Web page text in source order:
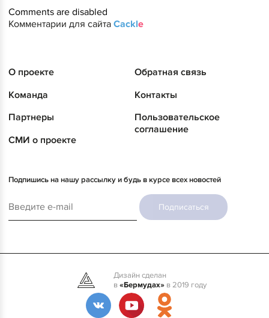
Comments are disabled
Комментарии для сайта Cackle
О проекте
Команда
Партнеры
СМИ о проекте
Обратная связь
Контакты
Пользовательское
соглашение
Подпишись на нашу рассылку и будь в курсе всех новостей
Подписаться
Дизайн сделан
в«Бермудах»в 2019 году